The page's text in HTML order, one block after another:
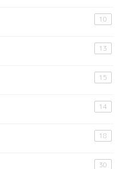
10
13
15
14
18
30